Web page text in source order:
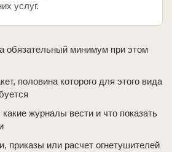
услуг.
обязательный минимум при этом
половина которого для этого вида
журналы вести и что показать
приказы или расчет огнетушителей